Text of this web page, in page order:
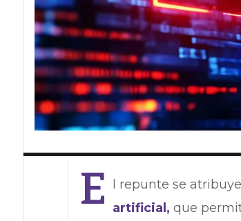
E l repunte se
artificial, que